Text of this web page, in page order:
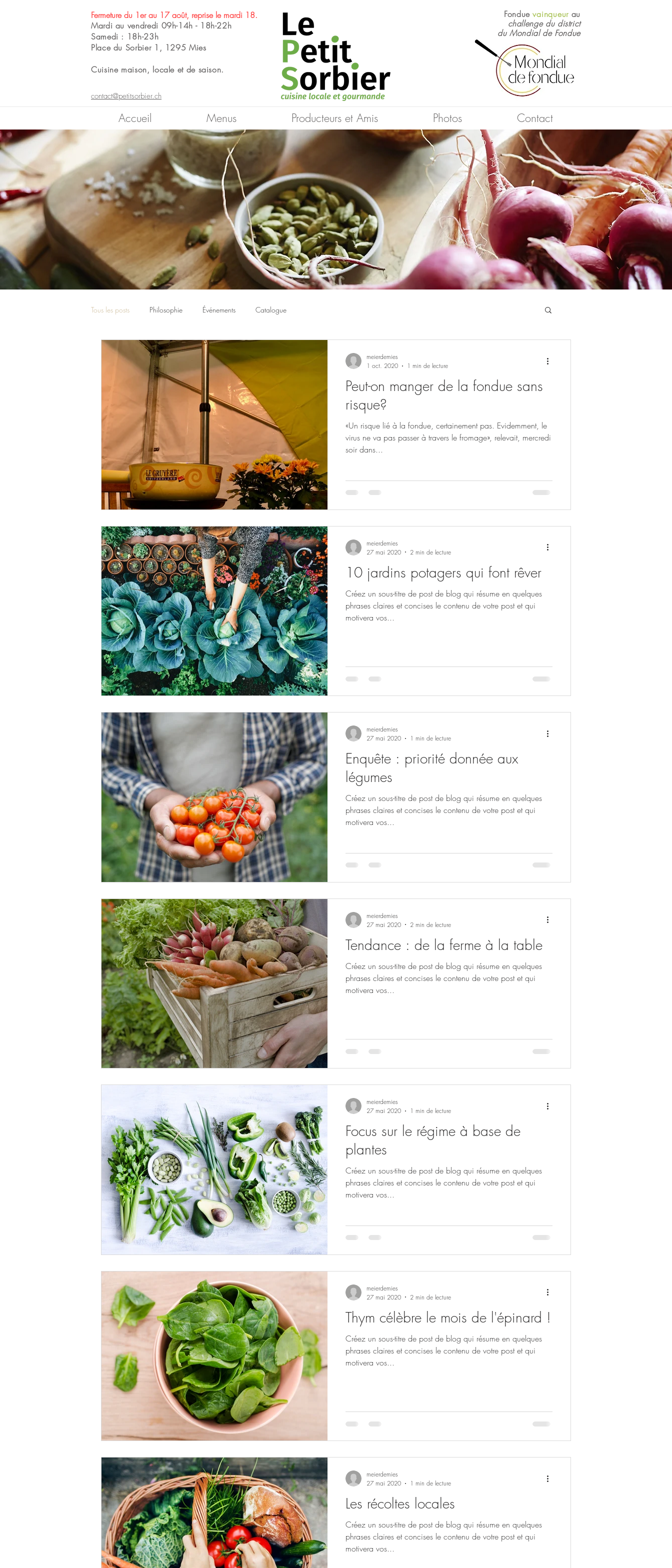
Fermeture du 1er au 17 août, reprise le mardi 18.
Mardi au vendredi 09h-14h - 18h-22h
Samedi : 18h-23h
​Place du Sorbier 1, 1295 Mies
Cuisine maison, locale et de saison.
contact@petitsorbier.ch
Fonduevainqueur au
challenge du district
du Mondial de Fondue
Accueil Menus Producteurs et Amis Photos Contact
Tous les posts Philosophie Événements Catalogue
Peut-on manger de la fondue sans
risque?
«Un risque lié à la fondue, certainement pas. Evidemment, le
virus ne va pas passer à travers le fromage», relevait, mercredi
soir dans...
meierdemies
1 oct. 2020
1 min de lecture
10 jardins potagers qui font rêver
Créez un sous-titre de post de blog qui résume en quelques
phrases claires et concises le contenu de votre post et qui
motivera vos...
meierdemies
27 mai 2020
2 min de lecture
Enquête : priorité donnée aux
légumes
Créez un sous-titre de post de blog qui résume en quelques
phrases claires et concises le contenu de votre post et qui
motivera vos...
meierdemies
27 mai 2020
1 min de lecture
Tendance : de la ferme à la table
Créez un sous-titre de post de blog qui résume en quelques
phrases claires et concises le contenu de votre post et qui
motivera vos...
meierdemies
27 mai 2020
2 min de lecture
Focus sur le régime à base de
plantes
Créez un sous-titre de post de blog qui résume en quelques
phrases claires et concises le contenu de votre post et qui
motivera vos...
meierdemies
27 mai 2020
1 min de lecture
Thym célèbre le mois de l'épinard !
Créez un sous-titre de post de blog qui résume en quelques
phrases claires et concises le contenu de votre post et qui
motivera vos...
meierdemies
27 mai 2020
2 min de lecture
Les récoltes locales
Créez un sous-titre de post de blog qui résume en quelques
phrases claires et concises le contenu de votre post et qui
motivera vos...
meierdemies
27 mai 2020
1 min de lecture